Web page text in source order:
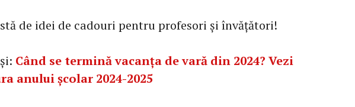
de idei de cadouri pentru profesori și învățători!
Când se termină vacanța de vară din 2024? Vezi
anului școlar 2024-2025